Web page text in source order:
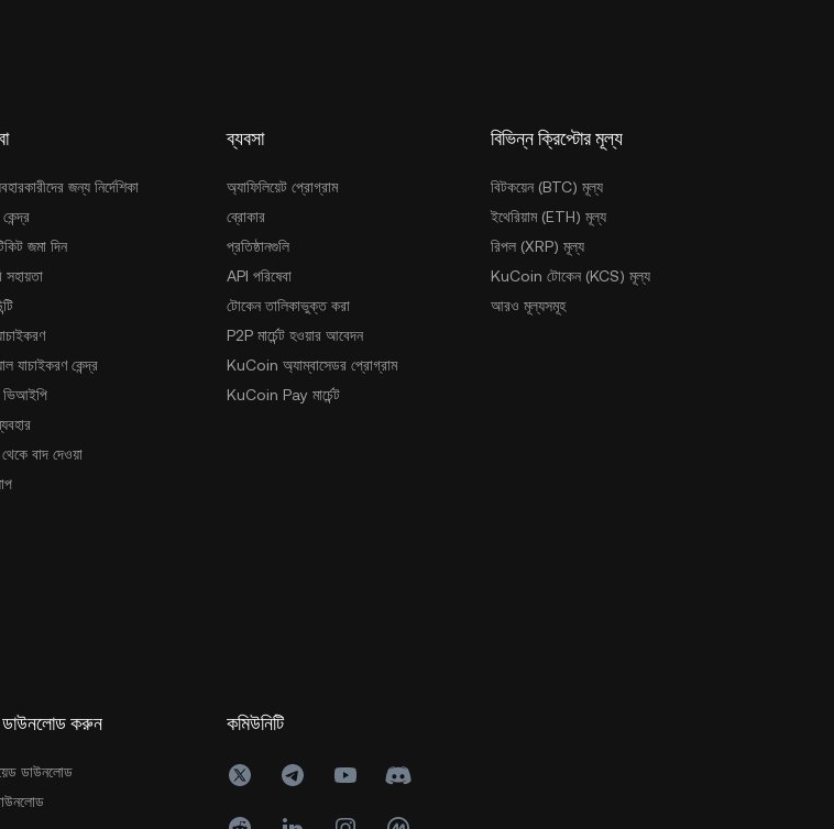
জন্য নির্দেশিকা
জমা দিন
সহায়তা
যাচাইকরণ কেন্দ্র
ভিআইপি
বাদ দেওয়া
ব্যবসা
অ্যাফিলিয়েট প্রোগ্রাম
ব্রোকার
প্রতিষ্ঠানগুলি
API পরিষেবা
টোকেন তালিকাভুক্ত করা
P2P মার্চেন্ট হওয়ার আবেদন
KuCoin অ্যাম্বাসেডর প্রোগ্রাম
KuCoin Pay মার্চেন্ট
বিভিন্ন ক্রিপ্টোর মূল্য
বিটকয়েন (BTC) মূল্য
ইথেরিয়াম (ETH) মূল্য
রিপল (XRP) মূল্য
KuCoin টোকেন (KCS) মূল্য
আরও মূল্যসমূহ
করুন
ডাউনলোড
কমিউনিটি